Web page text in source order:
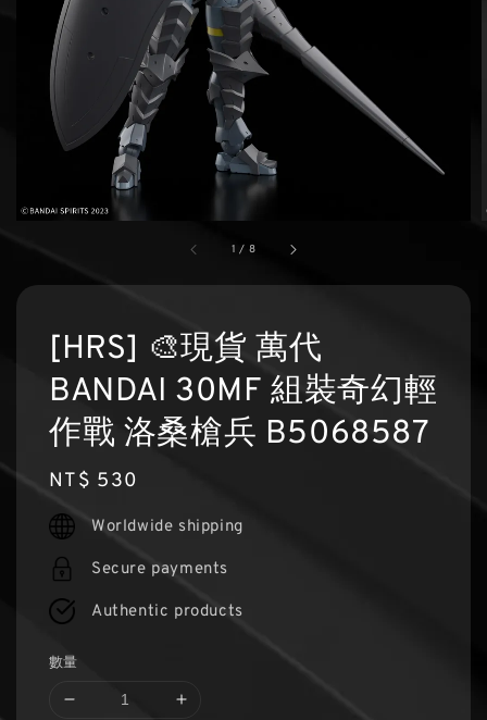
1 / 8
[HRS] 🎨現貨 萬代
BANDAI 30MF 組裝奇幻輕
作戰 洛桑槍兵 B5068587
Regular
price
NT$ 530
Worldwide shipping
Secure payments
Authentic products
數量